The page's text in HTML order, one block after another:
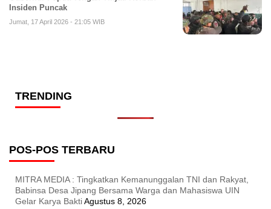
Insiden Puncak
Jumat, 17 April 2026 - 21:05 WIB
TRENDING
POS-POS TERBARU
MITRA MEDIA : Tingkatkan Kemanunggalan TNI dan Rakyat,
Babinsa Desa Jipang Bersama Warga dan Mahasiswa UIN
Gelar Karya BaktiAgustus 8, 2026